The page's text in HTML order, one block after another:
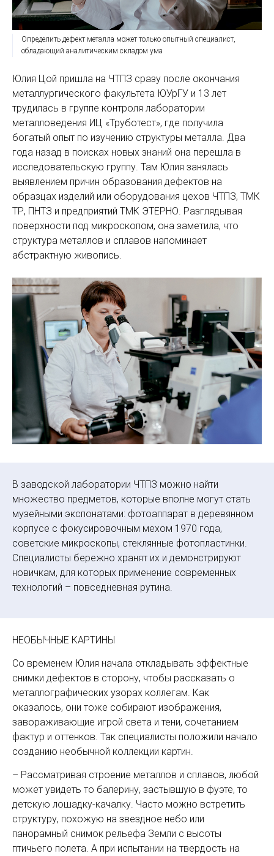
Определить дефект металла может только опытный специалист,
обладающий аналитическим складом ума
Юлия Цой пришла на ЧТПЗ сразу после окончания
металлургического факультета ЮУрГУ и 13 лет
трудилась в группе контроля лаборатории
металловедения ИЦ «Труботест», где получила
богатый опыт по изучению структуры металла. Два
года назад в поисках новых знаний она перешла в
исследовательскую группу. Там Юлия занялась
выявлением причин образования дефектов на
образцах изделий или оборудования цехов ЧТПЗ, ТМК
ТР, ПНТЗ и предприятий ТМК ЭТЕРНО. Разглядывая
поверхности под микроскопом, она заметила, что
структура металлов и сплавов напоминает
абстрактную живопись.
В заводской лаборатории ЧТПЗ можно найти
множество предметов, которые вполне могут стать
музейными экспонатами: фотоаппарат в деревянном
корпусе с фокусировочным мехом 1970 года,
советские микроскопы, стеклянные фотопластинки.
Специалисты бережно хранят их и демонстрируют
новичкам, для которых применение современных
технологий – повседневная рутина.
НЕОБЫЧНЫЕ КАРТИНЫ
Со временем Юлия начала откладывать эффектные
снимки дефектов в сторону, чтобы рассказать о
металлографических узорах коллегам. Как
оказалось, они тоже собирают изображения,
завораживающие игрой света и тени, сочетанием
фактур и оттенков. Так специалисты положили начало
созданию необычной коллекции картин.
– Рассматривая строение металлов и сплавов, любой
может увидеть то балерину, застывшую в фуэте, то
детскую лошадку-качалку. Часто можно встретить
структуру, похожую на звездное небо или
панорамный снимок рельефа Земли с высоты
птичьего полета. А при испытании на твердость на